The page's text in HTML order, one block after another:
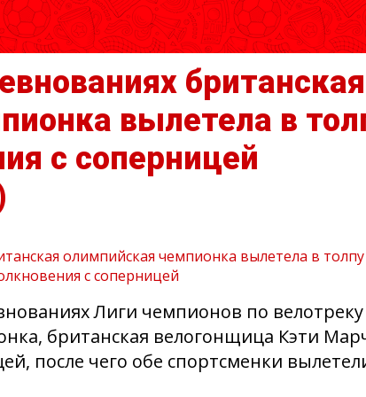
британская
вылетела в
с соперницей
Лиги чемпионов по велотреку
британская велогонщица Кэти
после чего обе спортсменки